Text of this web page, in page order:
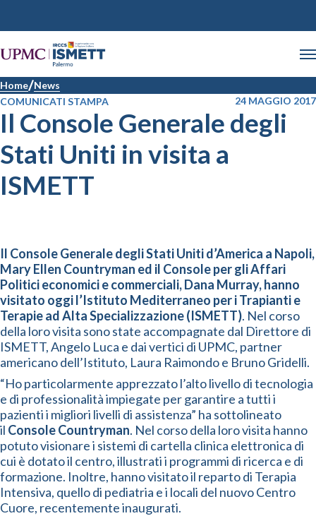
Home News
COMUNICATI STAMPA
24 MAGGIO 2017
Il Console Generale degli
Stati Uniti in visita a
ISMETT
Il Console Generale degli Stati Uniti d’America a Napoli,
Mary Ellen Countryman ed il Console per gli Affari
Politici economici e commerciali, Dana Murray, hanno
visitato oggi l’Istituto Mediterraneo per i Trapianti e
Terapie ad Alta Specializzazione (ISMETT). Nel corso
della loro visita sono state accompagnate dal Direttore di
ISMETT, Angelo Luca e dai vertici di UPMC, partner
americano dell’Istituto, Laura Raimondo e Bruno Gridelli.
“Ho particolarmente apprezzato l’alto livello di tecnologia
e di professionalità impiegate per garantire a tutti i
pazienti i migliori livelli di assistenza” ha sottolineato
il Console Countryman. Nel corso della loro visita hanno
potuto visionare i sistemi di cartella clinica elettronica di
cui è dotato il centro, illustrati i programmi di ricerca e di
formazione. Inoltre, hanno visitato il reparto di Terapia
Intensiva, quello di pediatria e i locali del nuovo Centro
Cuore, recentemente inaugurati.